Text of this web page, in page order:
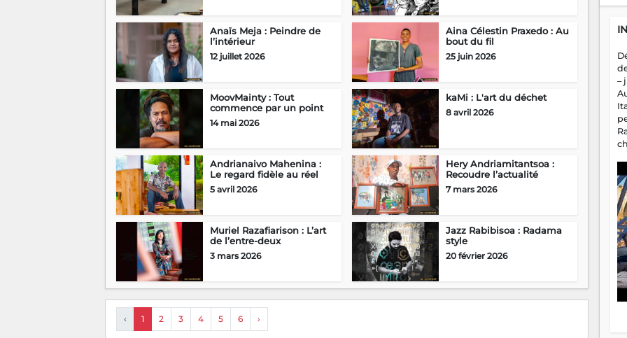
Anaïs Meja : Peindre de
l’intérieur
12 juillet 2026
Aina Célestin Praxedo : Au
bout du fil
25 juin 2026
MoovMainty : Tout
commence par un point
14 mai 2026
kaMi : L'art du déchet
8 avril 2026
Andrianaivo Mahenina :
Le regard fidèle au réel
5 avril 2026
Hery Andriamitantsoa :
Recoudre l’actualité
7 mars 2026
Muriel Razafiarison : L’art
de l’entre-deux
3 mars 2026
Jazz Rabibisoa : Radama
style
20 février 2026
‹ 1 2 3 4 5 6 ›
–